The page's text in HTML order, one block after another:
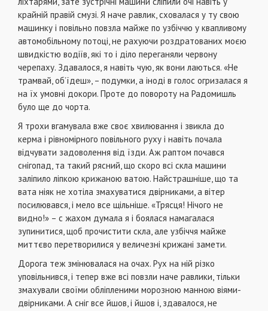
крайній правій смузі. Я наче равлик, сховалася у ту свою
машинку і повільно повзла майже по узбіччю у квапливому
автомобільному потоці, не рахуючи роздратованих моєю
швидкістю водіїв, які то і діло переганяли червону
черепаху. Здавалося, я навіть чую, як вони лаються. «Не
трамвай, об’їдеш», – подумки, а іноді в голос огризалася я
на їх умовні докори. Проте до повороту на Радомишль
було ще до чорта.
Я трохи вгамувала вже своє хвилювання і звикла до
керма і рівномірного повільного руху і навіть почала
відчувати задоволення від їзди. Аж раптом почався
снігопад, та такий рясний, що скоро всі скла машини
заліпило ліпкою крижаною ватою. Найстрашніше, що та
вата ніяк не хотіла змахуватися двірниками, а вітер
посилювався, і мело все щільніше. «Трясця! Нічого не
видно!» – с жахом думала я і боялася намагалася
зупинитися, щоб прочистити скла, але узбіччя майже
миттєво перетворилися у величезні крижані замети.
Дорога теж змінювалася на очах. Рух на ній різко
уповільнився, і тепер вже всі повзли наче равлики, тільки
змахували своїми обліпленими морозною манною віями-
двірниками. А сніг все йшов, і йшов і, здавалося, не